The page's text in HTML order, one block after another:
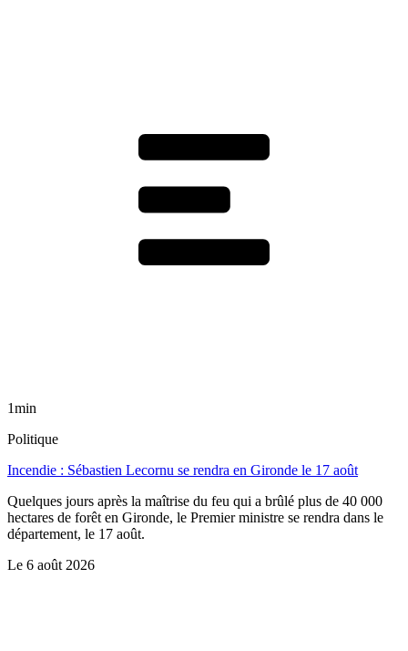
1min
Politique
Incendie : Sébastien Lecornu se rendra en Gironde le 17 août
Quelques jours après la maîtrise du feu qui a brûlé plus de 40 000
hectares de forêt en Gironde, le Premier ministre se rendra dans le
département, le 17 août.
Le 6 août 2026